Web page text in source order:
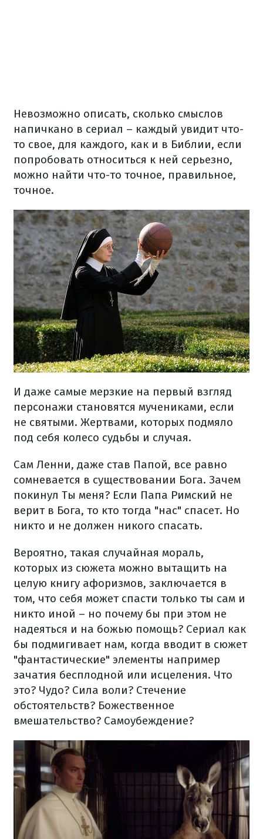
Невозможно описать, сколько смыслов
напичкано в сериал – каждый увидит что-
то свое, для каждого, как и в Библии, если
попробовать относиться к ней серьезно,
можно найти что-то точное, правильное,
точное.
И даже самые мерзкие на первый взгляд
персонажи становятся мучениками, если
не святыми. Жертвами, которых подмяло
под себя колесо судьбы и случая.
Сам Ленни, даже став Папой, все равно
сомневается в существовании Бога. Зачем
покинул Ты меня? Если Папа Римский не
верит в Бога, то кто тогда "нас" спасет. Но
никто и не должен никого спасать.
Вероятно, такая случайная мораль,
которых из сюжета можно вытащить на
целую книгу афоризмов, заключается в
том, что себя может спасти только ты сам и
никто иной – но почему бы при этом не
надеяться и на божью помощь? Сериал как
бы подмигивает нам, когда вводит в сюжет
"фантастические" элементы например
зачатия бесплодной или исцеления. Что
это? Чудо? Сила воли? Стечение
обстоятельств? Божественное
вмешательство? Самоубеждение?